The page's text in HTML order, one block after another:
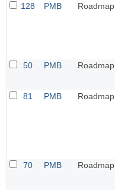
128 PMB Roadmap
50
PMB Roadmap
81
PMB Roadmap
70
PMB Roadmap